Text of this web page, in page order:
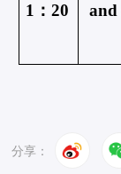
1：20
and
分享：